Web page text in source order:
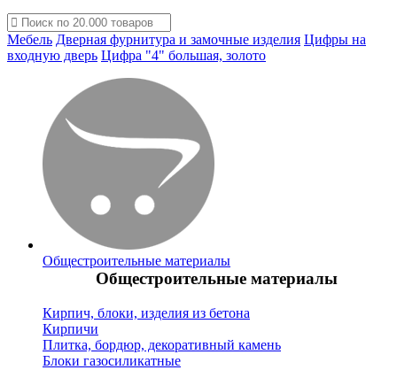
Мебель Дверная фурнитура и замочные изделия Цифры на
входную дверь Цифра "4" большая, золото
Общестроительные материалы
Общестроительные материалы
Кирпич, блоки, изделия из бетона
Кирпичи
Плитка, бордюр, декоративный камень
Блоки газосиликатные